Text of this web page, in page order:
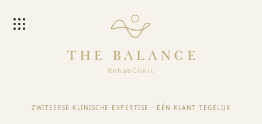
ZWITSERSE KLINISCHE EXPERTISE · ÉÉN KLANT TEGELIJK